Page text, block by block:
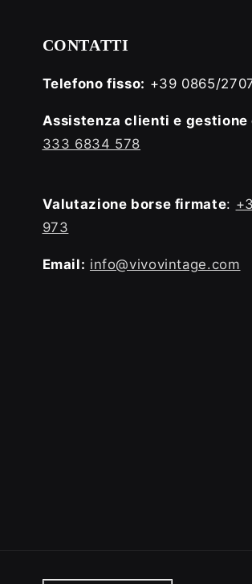
CONTATTI
Telefono fisso: +39 0865/
Assistenza clienti e gestione
333 6834 578
Valutazione borse firmate:
973
Email: info@vivovintage.com